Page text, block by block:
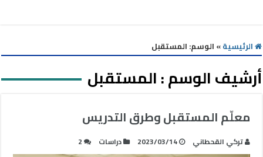
الرئيسية» الوسم: المستقبل
أرشيف الوسم :المستقبل
معلّم المستقبل وطرق التدريس
تركي القحطاني 2023/03/14 دراسات 2